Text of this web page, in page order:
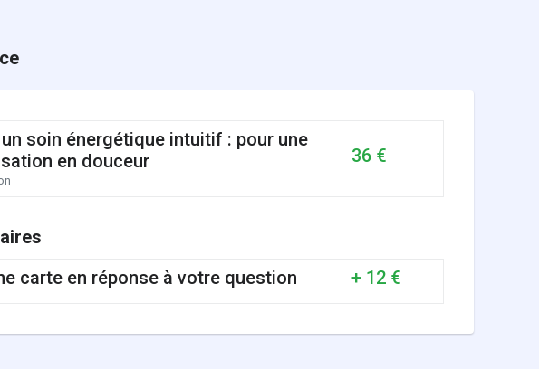
soin énergétique intuitif : pour une
en douceur
36 €
carte en réponse à votre question
+ 12 €